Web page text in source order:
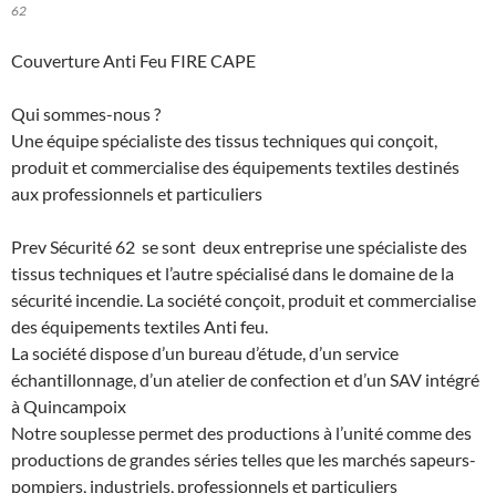
62
Couverture Anti Feu FIRE CAPE
Qui sommes-nous ?
Une équipe spécialiste des tissus techniques qui conçoit,
produit et commercialise des équipements textiles destinés
aux professionnels et particuliers
Prev Sécurité 62 se sont deux entreprise une spécialiste des
tissus techniques et l’autre spécialisé dans le domaine de la
sécurité incendie. La société conçoit, produit et commercialise
des équipements textiles Anti feu.
La société dispose d’un bureau d’étude, d’un service
échantillonnage, d’un atelier de confection et d’un SAV intégré
à Quincampoix
Notre souplesse permet des productions à l’unité comme des
productions de grandes séries telles que les marchés sapeurs-
pompiers, industriels, professionnels et particuliers